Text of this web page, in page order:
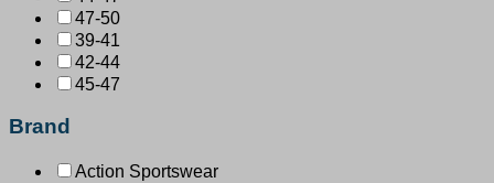
47-50
39-41
42-44
45-47
Brand
Action Sportswear